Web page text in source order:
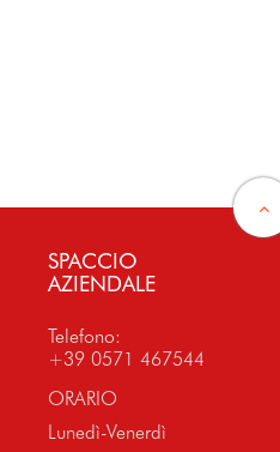
SPACCIO
AZIENDALE
Telefono:
+39 0571 467544
ORARIO
Lunedì-Venerdì